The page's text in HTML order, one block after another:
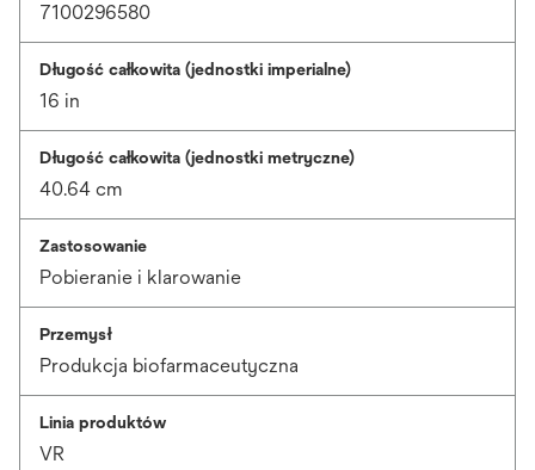
7100296580
Długość całkowita (jednostki imperialne)
16 in
Długość całkowita (jednostki metryczne)
40.64 cm
Zastosowanie
Pobieranie i klarowanie
Przemysł
Produkcja biofarmaceutyczna
Linia produktów
VR